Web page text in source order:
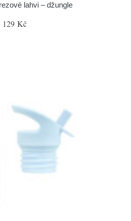
lahvi – džungle
129 Kč